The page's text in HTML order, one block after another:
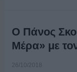
Ο Πάνος
Μέρα» με
26/10/2018